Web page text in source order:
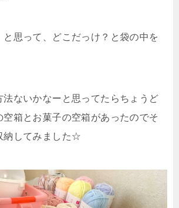
と思って、どこだっけ？と袋の中を
法ないかなーと思ってたらちょうど
空箱とお菓子の空箱があったのでそ
納してみました☆